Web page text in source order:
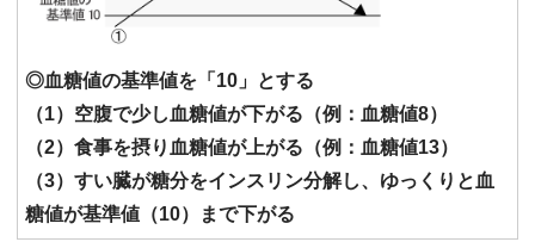
◎血糖値の基準値を「10」とする
（1）空腹で少し血糖値が下がる（例：血糖値8）
（2）食事を摂り血糖値が上がる（例：血糖値13）
（3）すい臓が糖分をインスリン分解し、ゆっくりと血
糖値が基準値（10）まで下がる